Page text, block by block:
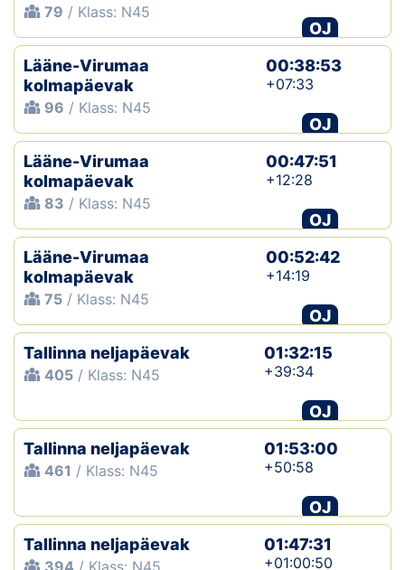
79 / Klass: N45
OJ
Lääne-Virumaa
kolmapäevak
96 / Klass: N45
00:38:53
+07:33
OJ
Lääne-Virumaa
kolmapäevak
83 / Klass: N45
00:47:51
+12:28
OJ
Lääne-Virumaa
kolmapäevak
75 / Klass: N45
00:52:42
+14:19
OJ
Tallinna neljapäevak
405 / Klass: N45
01:32:15
+39:34
OJ
Tallinna neljapäevak
461 / Klass: N45
01:53:00
+50:58
OJ
Tallinna neljapäevak
394 / Klass: N45
01:47:31
+01:00:50